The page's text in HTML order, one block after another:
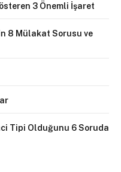
3 Önemli İşaret
8 Mülakat Sorusu ve
Tipi Olduğunu 6 Soruda